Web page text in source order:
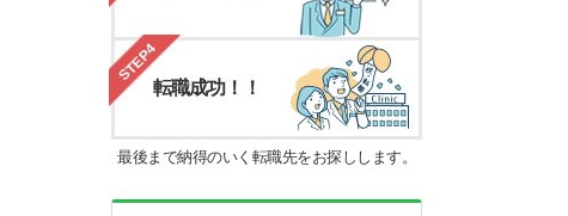
STEP4
転職成功！！
最後まで納得のいく転職先をお探しします。